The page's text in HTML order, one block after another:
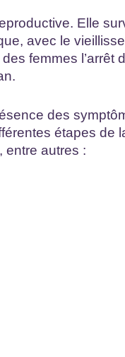
Elle
avec le
femmes l’arrêt
des
étapes de
entre autres :